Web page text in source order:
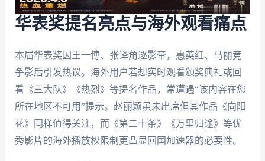
华表奖提名亮点与海外观看痛点
本届华表奖因王一博、张译角逐影帝，惠英红、马丽竞
争影后引发热议。海外用户若想实时观看颁奖典礼或回
看《三大队》《热烈》等提名作品，常遭遇“该内容在您
所在地区不可用”提示。赵丽颖虽未出席但其作品《向阳
花》同样值得关注，而《第二十条》《万里归途》等优
秀影片的海外播放权限制更凸显回国加速器的必要性。